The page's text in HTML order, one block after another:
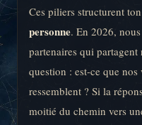
Ces piliers structurent ton
personne. En 2026,
partenaires qui
question : est-ce que
ressemblent ? Si la
moitié du chemin vers